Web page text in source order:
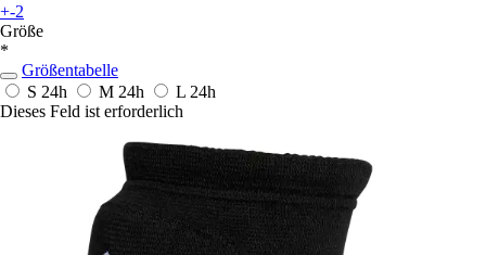
+-2
Größe
*
Größentabelle
S 24h M 24h L 24h
Dieses Feld ist erforderlich